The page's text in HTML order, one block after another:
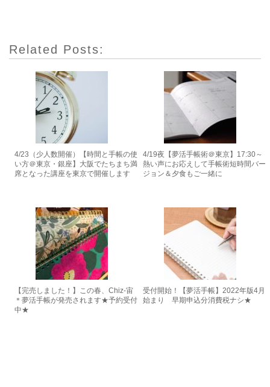
Related Posts:
4/23（少人数開催）【時間と手帳の使
い方＠東京・銀座】大阪でたちまち満
席となった講座を東京で開催します
4/19夜【夢活手帳術＠東京】17:30～
熱い声にお応えして手帳術短時間バー
ジョン＆夕食もご一緒に
【完売しました！】この春、Chiz-宙
＊夢活手帳が発売されます★予約受付
中★
受付開始！【夢活手帳】2022年版4月
始まり 早期申込分消費税ナシ★